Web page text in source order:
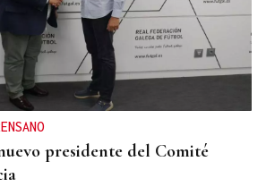
presidente del Comité